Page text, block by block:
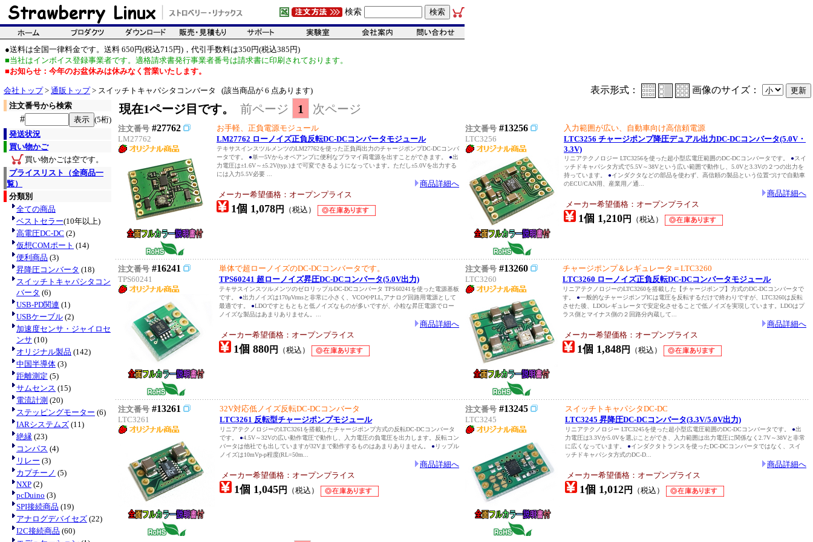
検索
●送料は全国一律料金です。送料 650円(税込715円)，代引手数料は350円(税込385円)
■当社はインボイス登録事業者です。適格請求書発行事業者番号は請求書に印刷されております。
■お知らせ：今年のお盆休みは休みなく営業いたします。
会社トップ> 通販トップ> スイッチトキャパシタコンバータ (該当商品が 6 点あります) 表示形式： 画像のサイズ：
注文番号から検索
#
(5桁)
発送状況
買い物かご
買い物かごは空です。
プライスリスト（全商品一
覧）
分類別
全ての商品
ベストセラー(10年以上)
高電圧DC-DC (2)
仮想COMポート (14)
便利商品 (3)
昇降圧コンバータ (18)
スイッチトキャパシタコン
バータ (6)
USB-PD関連 (1)
USBケーブル (2)
加速度センサ・ジャイロセ
ンサ (10)
オリジナル製品 (142)
中国半導体 (3)
距離測定 (5)
サムセンス (15)
電流計測 (20)
ステッピングモーター (6)
IARシステムズ (11)
絶縁 (23)
コンパス (4)
リレー (3)
カプチーノ (5)
NXP (2)
pcDuino (3)
SPI接続商品 (19)
アナログデバイセズ (22)
I2C接続商品 (60)
現在1ページ目です。 前ページ 1 次ページ
注文番号 #27762
LM27762
お手軽、正負電源モジュール
LM27762 ローノイズ正負反転DC-DCコンバータモジュール
テキサスインスツルメンツのLM27762を使った正負両出力のチャージポンプDC-DCコンバ
ータです。 ●単一5Vからオペアンプに便利なプラマイ両電源を出すことができます。 ●出
力電圧は±1.6V～±5.2V(typ.)まで可変できるようになっています。ただし±5.0Vを出力する
には入力5.5V必要 ...
商品詳細へ
メーカー希望価格：オープンプライス
1個 1,078円 （税込）
注文番号 #13256
LTC3256
入力範囲が広い、自動車向け高信頼電源
LTC3256 チャージポンプ降圧デュアル出力DC-DCコンバータ(5.0V・
3.3V)
リニアテクノロジー LTC3256を使った超小型広電圧範囲のDC-DCコンバータです。 ●スイ
ッチドキャパシタ方式で5.5V～38Vという広い範囲で動作し、5.0Vと3.3Vの２つの出力を
持っています。 ●インダクタなどの部品を使わず、高信頼の製品という位置づけで自動車
のECU/CAN用、産業用／通...
商品詳細へ
メーカー希望価格：オープンプライス
1個 1,210円 （税込）
注文番号 #16241
TPS60241
単体で超ローノイズのDC-DCコンバータです。
TPS60241 超ローノイズ昇圧DC-DCコンバータ(5.0V出力)
テキサスインスツルメンツのゼロリップルDC-DCコンバータ TPS60241を使った電源基板
です。 ●出力ノイズは170μVrmsと非常に小さく、VCOやPLL,アナログ回路用電源として
最適です。 ●LDOですともともと低ノイズなものが多いですが、小粒な昇圧電源でロー
ノイズな製品はあまりありません。...
商品詳細へ
メーカー希望価格：オープンプライス
1個 880円 （税込）
注文番号 #13260
LTC3260
チャージポンプ＆レギュレータ＝LTC3260
LTC3260 ローノイズ正負反転DC-DCコンバータモジュール
リニアテクノロジーのLTC3260を搭載した【チャージポンプ】方式のDC-DCコンバータで
す。 ●一般的なチャージポンプICは電圧を反転するだけで終わりですが、LTC3260は反転
させた後、LDOレギュレータで安定化させることで低ノイズを実現しています。LDOはプ
ラス側とマイナス側の２回路分内蔵して...
商品詳細へ
メーカー希望価格：オープンプライス
1個 1,848円 （税込）
注文番号 #13261
LTC3261
32V対応低ノイズ反転DC-DCコンバータ
LTC3261 反転型チャージポンプモジュール
リニアテクノロジーのLTC3261を搭載したチャージポンプ方式の反転DC-DCコンバータ
です。 ●4.5V～32Vの広い動作電圧で動作し、入力電圧の負電圧を出力します。反転コン
バータは他社でも出していますが32Vまで動作するものはあまりありません。 ● リップル
ノイズは10mVp-p程度(RL=50m...
商品詳細へ
メーカー希望価格：オープンプライス
1個 1,045円 （税込）
注文番号 #13245
LTC3245
スイッチトキャパシタDC-DC
LTC3245 昇降圧DC-DCコンバータ(3.3V/5.0V出力)
リニアテクノロジー LTC3245を使った超小型広電圧範囲のDC-DCコンバータです。 ●出
力電圧は3.3Vか5.0Vを選ぶことができ、入力範囲は出力電圧に関係なく2.7V～38Vと非常
に広くなっています。 ●インダクタトランスを使ったDC-DCコンバータではなく、スイ
ッチドキャパシタ方式のDC-D...
商品詳細へ
メーカー希望価格：オープンプライス
1個 1,012円 （税込）